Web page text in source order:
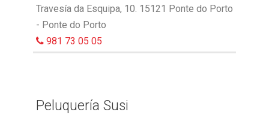
Travesía da Esquipa, 10. 15121 Ponte do Porto
- Ponte do Porto
981 73 05 05
Peluquería Susi